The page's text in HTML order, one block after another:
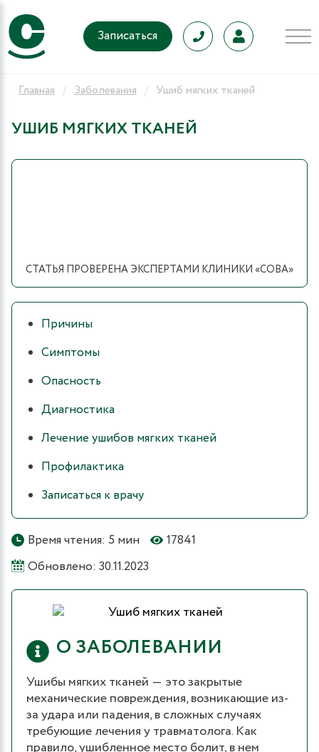
Записаться
Главная Заболевания Ушиб мягких тканей
УШИБ МЯГКИХ ТКАНЕЙ
Время чтения: 5 мин
17841
Обновлено: 30.11.2023
О ЗАБОЛЕВАНИИ
Ушибы мягких тканей ― это закрытые
механические повреждения, возникающие из-
за удара или падения, в сложных случаях
требующие лечения у травматолога. Как
правило, ушибленное место болит, в нем
СТАТЬЯ ПРОВЕРЕНА ЭКСПЕРТАМИ КЛИНИКИ «СОВА»
Причины
Симптомы
Опасность
Диагностика
Лечение ушибов мягких тканей
Профилактика
Записаться к врачу